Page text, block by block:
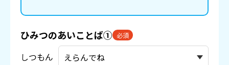
ひみつのあいことば① 必須
しつもん